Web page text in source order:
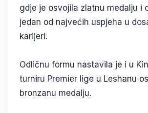
gdje je osvojila zlatnu medalju i
jedan od najvećih uspjeha u
karijeri.
Odličnu formu nastavila je i u
turniru Premier lige u Leshanu
bronzanu medalju.